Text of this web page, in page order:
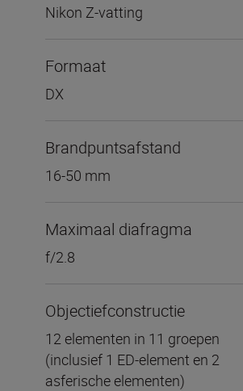
Nikon Z-vatting
Formaat
DX
Brandpuntsafstand
16-50 mm
Maximaal diafragma
f/2.8
Objectiefconstructie
12 elementen in 11 groepen
(inclusief 1 ED-element en 2
asferische elementen)